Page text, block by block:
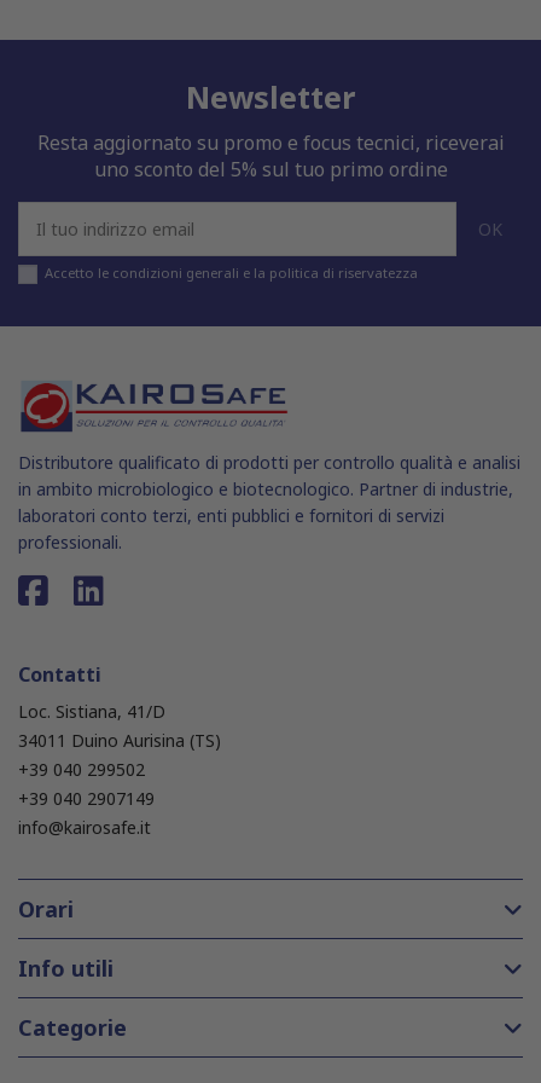
Newsletter
Resta aggiornato su promo e focus tecnici, riceverai
uno sconto del 5% sul tuo primo ordine
Accetto le condizioni generali e la politica di riservatezza
Distributore qualificato di prodotti per controllo qualità e analisi
in ambito microbiologico e biotecnologico. Partner di industrie,
laboratori conto terzi, enti pubblici e fornitori di servizi
professionali.
Contatti
Loc. Sistiana, 41/D
34011 Duino Aurisina (TS)
+39 040 299502
+39 040 2907149
info@kairosafe.it
Orari
Info utili
Categorie